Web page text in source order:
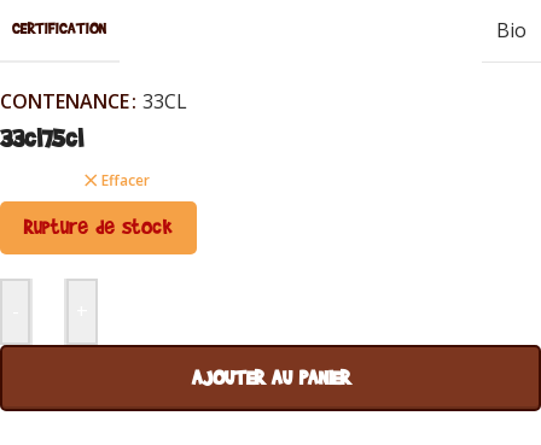
CERTIFICATION Bio
CONTENANCE 33CL
33cl75cl
Effacer
Rupture de stock
AJOUTER AU PANIER